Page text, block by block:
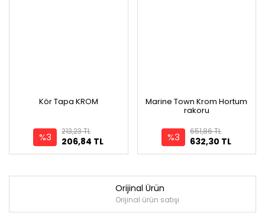
Kör Tapa KROM
%3 206,84 TL
213,23 TL
Marine Town Krom Hortum
rakoru
%3 632,30 TL
651,86 TL
Orijinal Ürün
Orijinal ürün satışı